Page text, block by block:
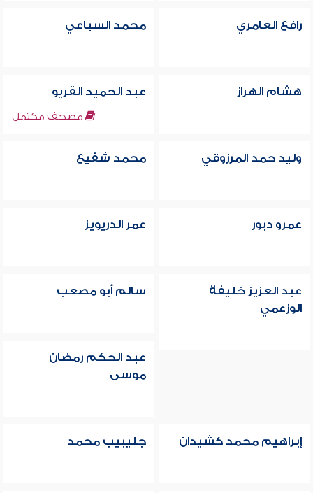
رافع العامري محمد السباعي
هشام الهراز عبد الحميد القريو
مصحف مكتمل
وليد حمد المرزوقي محمد شفيع
عمرو دبور عمر الدريويز
عبد العزيز خليفة
الوزعمي
سالم أبو مصعب
عبد الحكم رمضان
موسى
إبراهيم محمد كشيدان جليبيب محمد